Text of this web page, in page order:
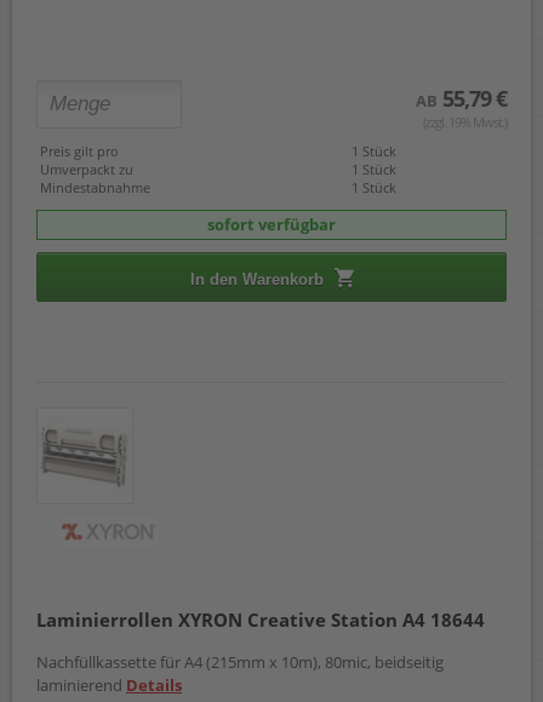
AB 55,79 €
(zzgl. 19% Mwst.)
Preis gilt pro
1 Stück
Umverpackt zu
1 Stück
Mindestabnahme
1 Stück
sofort verfügbar
In den Warenkorb
Laminierrollen XYRON Creative Station A4 18644
Nachfüllkassette für A4 (215mm x 10m), 80mic, beidseitig
laminierend Details